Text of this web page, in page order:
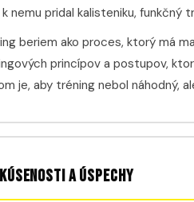
nemu pridal kalisteniku, funkčný
beriem ako proces, ktorý má
princípov a postupov,
je, aby tréning nebol náhodný,
a úspechy